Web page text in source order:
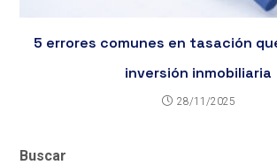
5 errores comunes en tasación
inversión inmobiliaria
28/11/2025
Buscar